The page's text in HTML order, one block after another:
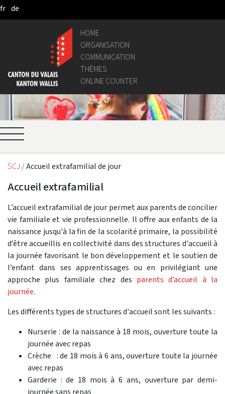
Skip to Main Content
fr de
HOME
ORGANISATION
COMMUNICATION
THÈMES
ONLINE COUNTER
SCJ Accueil extrafamilial de jour
Accueil extrafamilial
L’accueil extrafamilial de jour permet aux parents de concilier
vie familiale et vie professionnelle. Il offre aux enfants de la
naissance jusqu'à la fin de la scolarité primaire, la possibilité
d’être accueillis en collectivité dans des structures d'accueil à
la journée favorisant le bon développement et le soutien de
l’enfant dans ses apprentissages ou en privilégiant une
approche plus familiale chez des parents d’accueil à la
journée.
Les différents types de structures d'accueil sont les suivants :
Nurserie : de la naissance à 18 mois, ouverture toute la
journée avec repas
Crèche : de 18 mois à 6 ans, ouverture toute la journée
avec repas
Garderie : de 18 mois à 6 ans, ouverture par demi-
journée sans repas